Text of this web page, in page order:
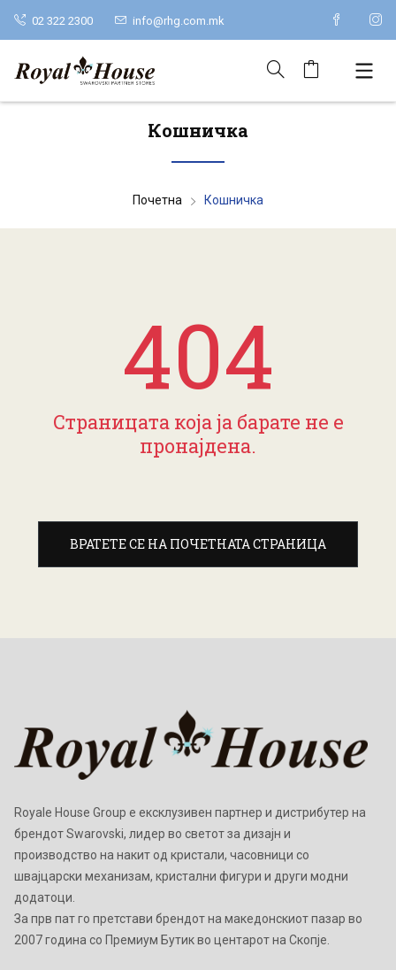
02 322 2300 info@rhg.com.mk
Кошничка
Почетна Кошничка
404
Страницата која ја барате не е
пронајдена.
ВРАТЕТЕ СЕ НА ПОЧЕТНАТА СТРАНИЦА
Royale House Group е ексклузивен партнер и дистрибутер на
брендот Swarovski, лидер во светот за дизајн и
производство на накит од кристали, часовници со
швајцарски механизам, кристални фигури и други модни
додатоци.
Зa прв пат го претстави брендот на македонскиот пазар во
2007 година со Премиум Бутик во центарот на Скопје.